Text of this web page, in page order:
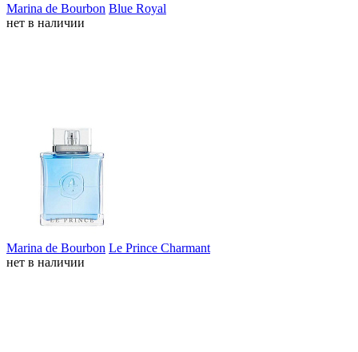
Marina de Bourbon Blue Royal
нет в наличии
Marina de Bourbon Le Prince Charmant
нет в наличии